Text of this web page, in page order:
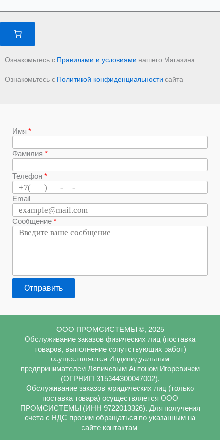
Ознакомьтесь с Правилами и условиями нашего Магазина
Ознакомьтесь с Политикой конфиденциальности сайта
Имя
Фамилия
Телефон
Email
Сообщение
Отправить
ООО ПРОМСИСТЕМЫ ©, 2025
Обслуживание заказов физических лиц (поставка
товаров, выполнение сопутствующих работ)
осуществляется Индивидуальным
предпринимателем Ляпичевым Антоном Игоревичем
(ОГРНИП 315344300047002).
Обслуживание заказов юридических лиц (только
поставка товара) осуществляется ООО
ПРОМСИСТЕМЫ (ИНН 9722013326). Для получения
счета с НДС просим обращаться по указанным на
сайте контактам.